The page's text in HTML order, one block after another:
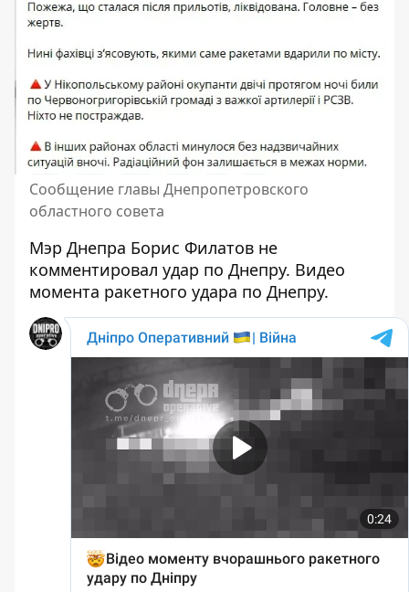
Сообщение главы Днепропетровского
областного совета
Мэр Днепра Борис Филатов не
комментировал удар по Днепру. Видео
момента ракетного удара по Днепру.